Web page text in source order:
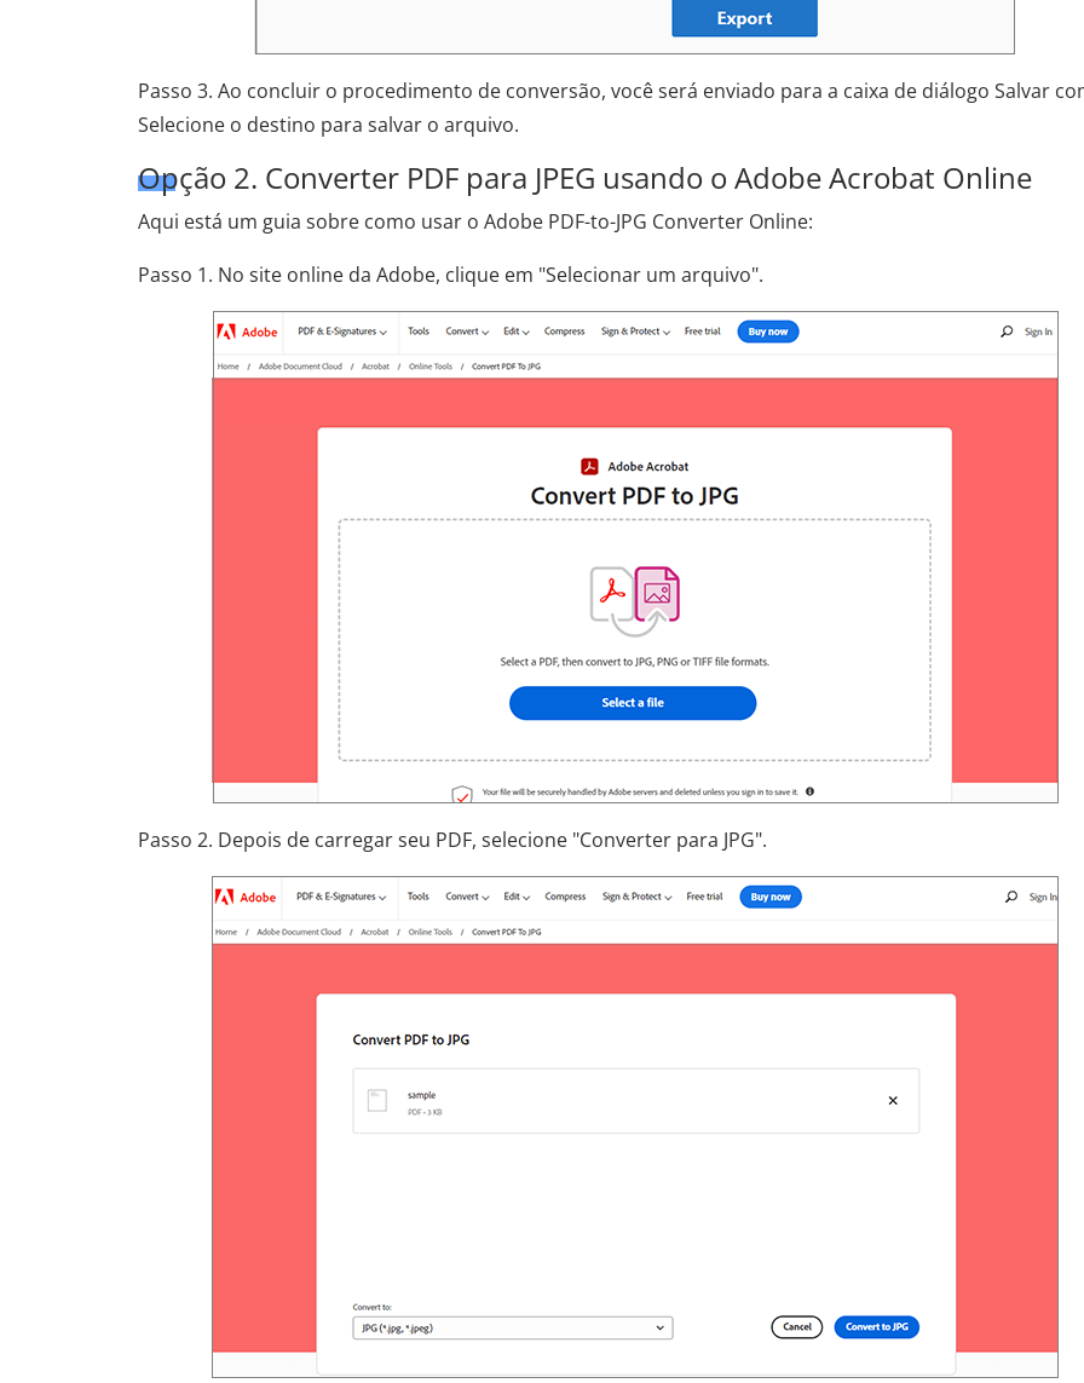
Passo 3. Ao concluir o procedimento de conversão, você será enviado para a caixa de diálogo Salvar
Selecione o destino para salvar o arquivo.
Opção 2. Converter PDF para JPEG usando o Adobe Acrobat Online
Aqui está um guia sobre como usar o Adobe PDF-to-JPG Converter Online:
Passo 1. No site online da Adobe, clique em "Selecionar um arquivo".
Passo 2. Depois de carregar seu PDF, selecione "Converter para JPG".